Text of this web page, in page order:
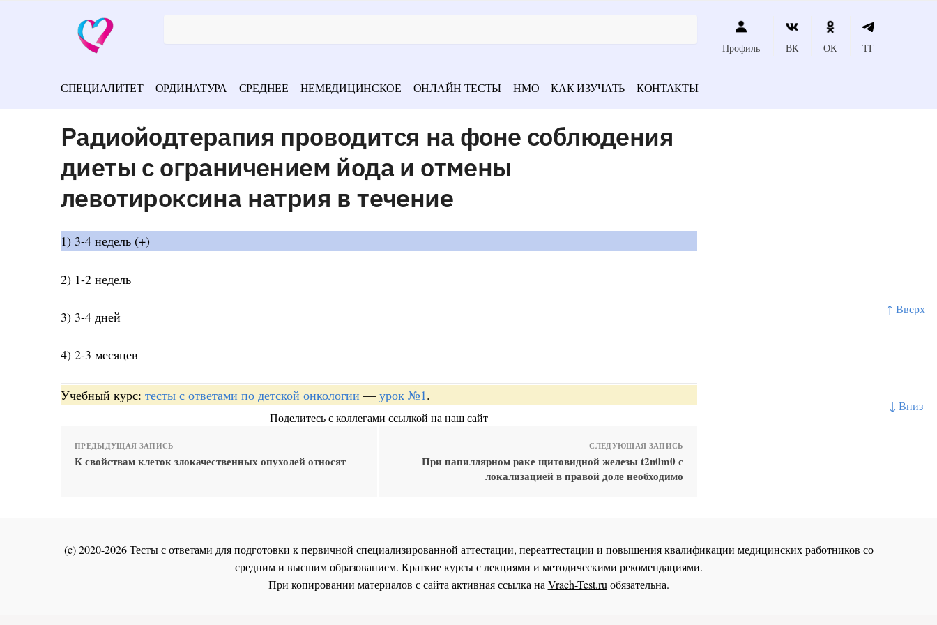
↑ Вверх
↓ Вниз
Профиль ВК ОК ТГ
СПЕЦИАЛИТЕТ ОРДИНАТУРА СРЕДНЕЕ НЕМЕДИЦИНСКОЕ ОНЛАЙН ТЕСТЫ НМО КАК ИЗУЧАТЬ КОНТАКТЫ
Радиойодтерапия проводится на фоне соблюдения
диеты с ограничением йода и отмены
левотироксина натрия в течение
1) 3-4 недель (+)
2) 1-2 недель
3) 3-4 дней
4) 2-3 месяцев
Учебный курс: тесты с ответами по детской онкологии — урок №1.
Поделитесь с коллегами ссылкой на наш сайт
ПРЕДЫДУЩАЯ ЗАПИСЬ
К свойствам клеток злокачественных опухолей относят
СЛЕДУЮЩАЯ ЗАПИСЬ
При папиллярном раке щитовидной железы t2n0m0 с
локализацией в правой доле необходимо
(c) 2020-2026 Тесты с ответами для подготовки к первичной специализированной аттестации, переаттестации и повышения квалификации медицинских работников со
средним и высшим образованием. Краткие курсы с лекциями и методическими рекомендациями.
При копировании материалов с сайта активная ссылка на Vrach-Test.ru обязательна.